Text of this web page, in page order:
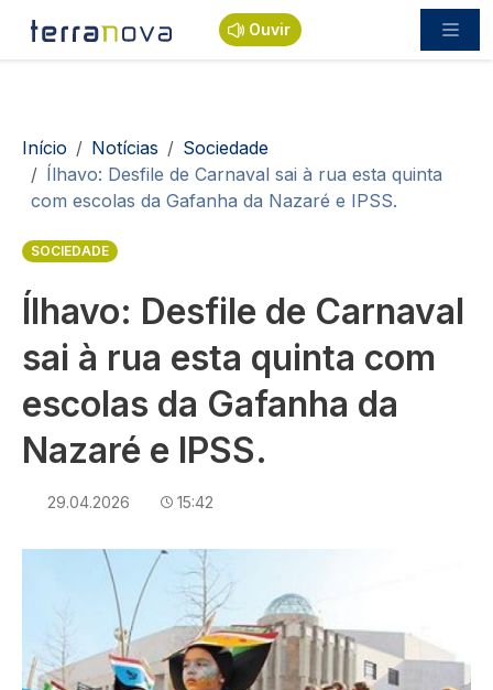
Passar para o conteúdo principal
Ouvir
Navegação estrutural
Início Notícias
Sociedade
Ílhavo: Desfile de Carnaval sai à rua esta quinta
com escolas da Gafanha da Nazaré e IPSS.
SOCIEDADE
Ílhavo: Desfile de Carnaval
sai à rua esta quinta com
escolas da Gafanha da
Nazaré e IPSS.
29.04.2026 15:42